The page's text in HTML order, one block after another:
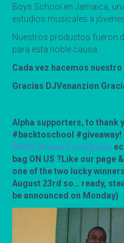
Boys School en Jamaica,
estudios musicales a
Nuestros productos fueron
para esta noble causa.
Cada vez hacemos
Gracias DJVenanzion
Alpha supporters, to thank
#backtoschool #giveaway!
BAGS Bolsas Ecológicas
bag ON US ?Like our page
one of the two lucky
August 23rd so… ready,
be announced on Monday)